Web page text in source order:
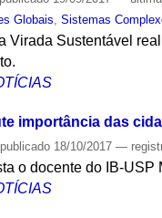
Globais,Sistemas
Virada Sustentável
importância das
publicado 18/10/2017—
o docente do IB-